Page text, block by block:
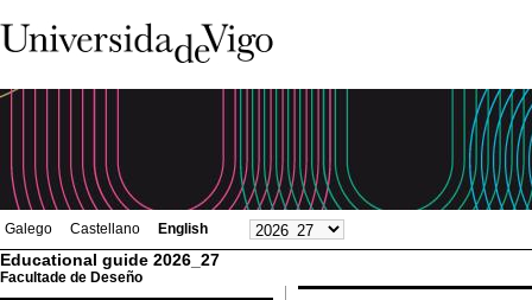
Galego Castellano English
Educational guide 2026_27
Facultade de Deseño